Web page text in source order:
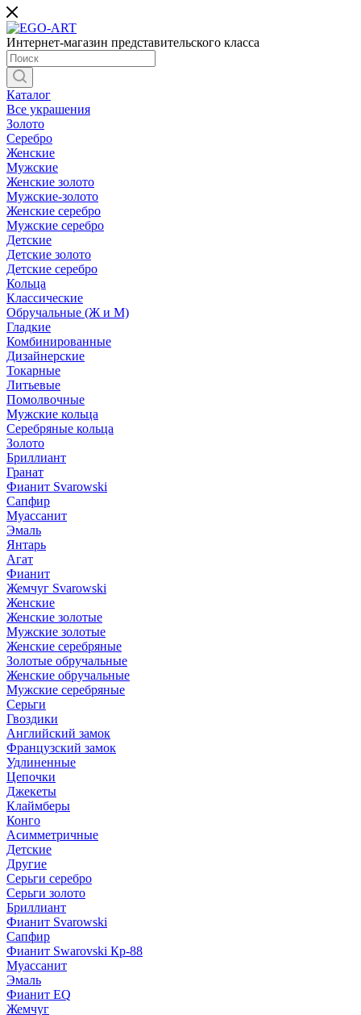
Интернет-магазин представительского класса
Каталог
Все украшения
Золото
Серебро
Женские
Мужские
Женские золото
Мужские-золото
Женские серебро
Мужские серебро
Детские
Детские золото
Детские серебро
Кольца
Классические
Обручальные (Ж и М)
Гладкие
Комбинированные
Дизайнерские
Токарные
Литьевые
Помолвочные
Мужские кольца
Серебряные кольца
Золото
Бриллиант
Гранат
Фианит Svarowski
Сапфир
Муассанит
Эмаль
Янтарь
Агат
Фианит
Жемчуг Svarowski
Женские
Женские золотые
Мужские золотые
Женские серебряные
Золотые обручальные
Женские обручальные
Мужские серебряные
Серьги
Гвоздики
Английский замок
Французский замок
Удлиненные
Цепочки
Джекеты
Клаймберы
Конго
Асимметричные
Детские
Другие
Серьги серебро
Серьги золото
Бриллиант
Фианит Svarowski
Сапфир
Фианит Swarovski Кр-88
Муассанит
Эмаль
Фианит EQ
Жемчуг